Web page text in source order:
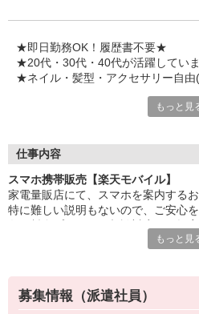
゜・。○。・゜+゜・。○。
★即日勤務OK！履歴書不要★
★20代・30代・40代が活躍してい
★ネイル・髪型・アクセサリー自由
各キャリアの新機種が特別価格で購
特別割引価格でご利用可能☆☆
お得に過ごしたいあなたの味方です
【選べるお仕事いろいろ】
事務、経理、データ入力、コール
▼工場・製造・軽作業系
機械/食品製造・梱包・仕分け・加
もっと見
仕事内容
スマホ携帯販売【楽天モバイル】
家電量販店にて、スマホを案内する
特に難しい説明もないので、ご安心
満足度◎
もっと見
募集情報（派遣社員）